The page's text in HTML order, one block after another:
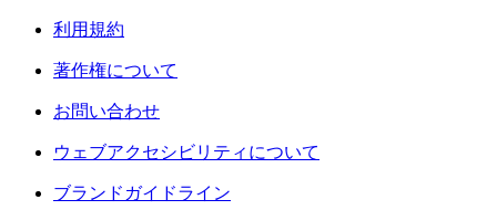
利用規約
著作権について
お問い合わせ
ウェブアクセシビリティについて
ブランドガイドライン